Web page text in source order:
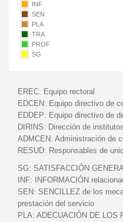
INF
SEN
PLA
TRA
PROF
SG
EREC: Equipo rectoral
EDCEN: Equipo directivo de
EDDEP: Equipo directivo de
DIRINS: Dirección de institutos
ADMCEN: Administración de
RESUD: Responsables de
SG: SATISFACCIÓN
INF:
INFORMACIÓN
SEN: SENCILLEZ de los
prestación del servicio
PLA: ADECUACIÓN DE LOS